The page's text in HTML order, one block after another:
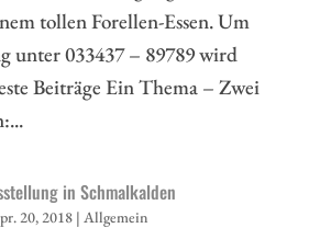
tollen Forellen-Essen. Um
unter 033437 – 89789 wird
Beiträge Ein Thema – Zwei
in Schmalkalden
20, 2018| Allgemein